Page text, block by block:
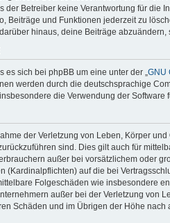
der Betreiber keine Verantwortung für die
Beiträge und Funktionen jederzeit zu
hinaus, deine Beiträge
es sich bei phpBB um eine unter der „ GNU
werden durch die deutschsprachige
die Verwendung der
der Verletzung von Leben, Körper
sind. Dies gilt auch für
außer bei vorsätzlichem oder
(Kardinalpflichten) auf die bei
Folgeschäden wie insbesondere
außer bei der Verletzung von
Schäden und im Übrigen der Höhe